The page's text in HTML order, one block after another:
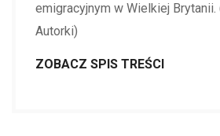
emigracyjnym w Wielkiej Brytanii.
Autorki)
ZOBACZ SPIS TREŚCI